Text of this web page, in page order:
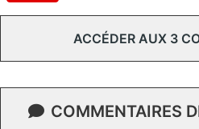
ACCÉDER AUX 3
COMMENTAIRES